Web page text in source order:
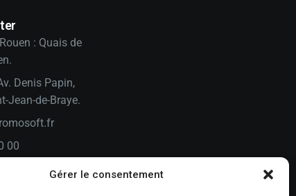
Gérer le consentement
: Quais de
Denis Papin,
Jean-de-Braye.
00